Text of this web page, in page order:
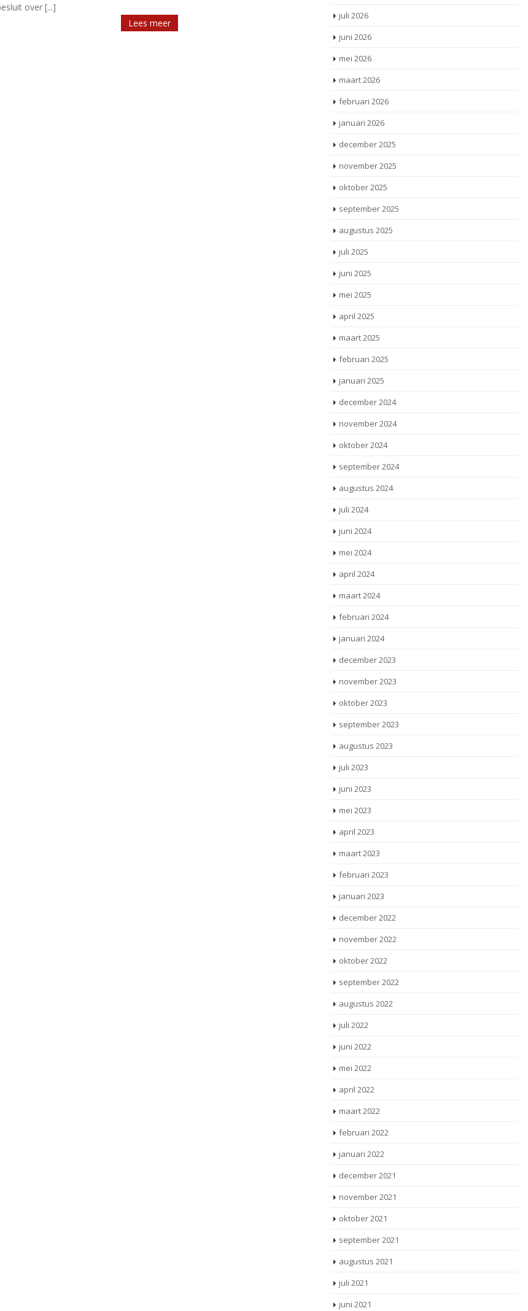
Lees meer
juli 2026
juni 2026
mei 2026
maart 2026
februari 2026
januari 2026
december 2025
november 2025
oktober 2025
september 2025
augustus 2025
juli 2025
juni 2025
mei 2025
april 2025
maart 2025
februari 2025
januari 2025
december 2024
november 2024
oktober 2024
september 2024
augustus 2024
juli 2024
juni 2024
mei 2024
april 2024
maart 2024
februari 2024
januari 2024
december 2023
november 2023
oktober 2023
september 2023
augustus 2023
juli 2023
juni 2023
mei 2023
april 2023
maart 2023
februari 2023
januari 2023
december 2022
november 2022
oktober 2022
september 2022
augustus 2022
juli 2022
juni 2022
mei 2022
april 2022
maart 2022
februari 2022
januari 2022
december 2021
november 2021
oktober 2021
september 2021
augustus 2021
juli 2021
juni 2021